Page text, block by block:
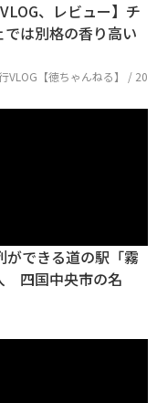
、レビュー】チ
は別格の香り高い
VLOG【徳ちゃんねる】 / 20
ができる道の駅「霧
四国中央市の名